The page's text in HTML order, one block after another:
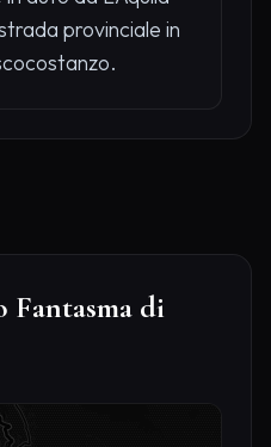
provinciale in
Fantasma di